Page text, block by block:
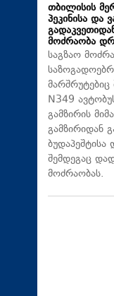
თბილისის
პეკინისა და
მოძრაობა
საგზაო
N349
გამზირის
გამზირიდან
ბუდაპეშტისა
შემდეგაც
მოძრაობას.